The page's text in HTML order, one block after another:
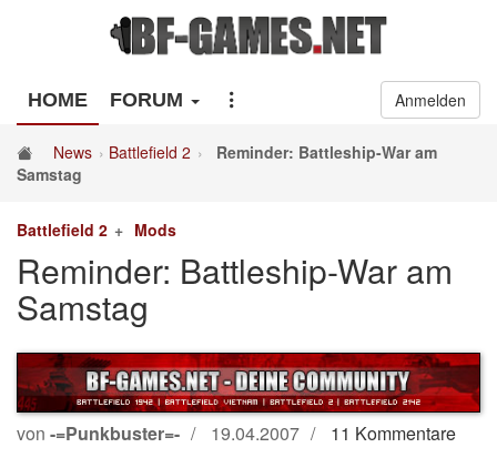
HOME FORUM Anmelden
News Battlefield 2
Reminder: Battleship-War am
Samstag
Battlefield 2 Mods
Reminder: Battleship-War am
Samstag
von -=Punkbuster=- 19.04.2007 11 Kommentare